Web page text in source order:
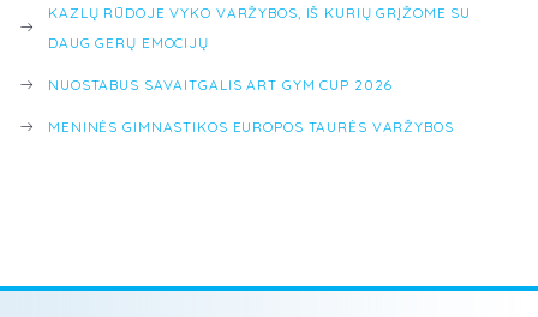
KAZLŲ RŪDOJE VYKO VARŽYBOS, IŠ KURIŲ GRĮŽOME SU
DAUG GERŲ EMOCIJŲ
NUOSTABUS SAVAITGALIS ART GYM CUP 2026
MENINĖS GIMNASTIKOS EUROPOS TAURĖS VARŽYBOS